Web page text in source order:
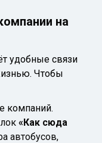
на
удобные связи
Чтобы
компаний.
«Как сюда
автобусов,